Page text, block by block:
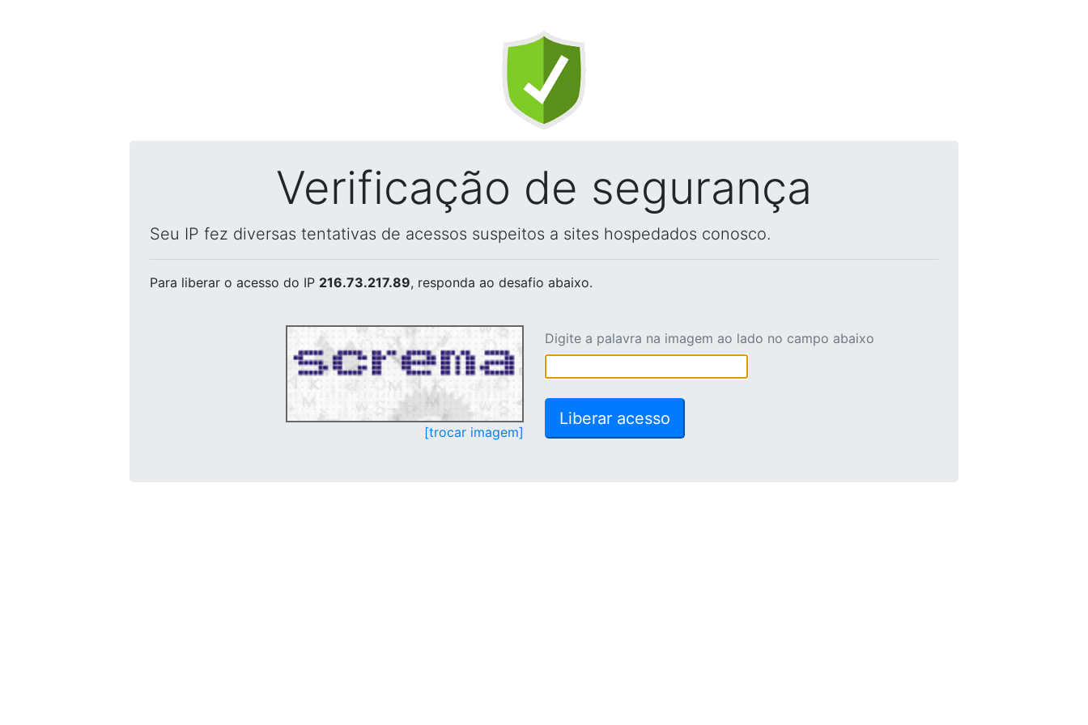
Verificação de segurança
Seu IP fez diversas tentativas de acessos suspeitos a sites hospedados conosco.
Para liberar o acesso do IP 216.73.217.89, responda ao desafio abaixo.
[trocar imagem]
Digite a palavra na imagem ao lado no campo abaixo